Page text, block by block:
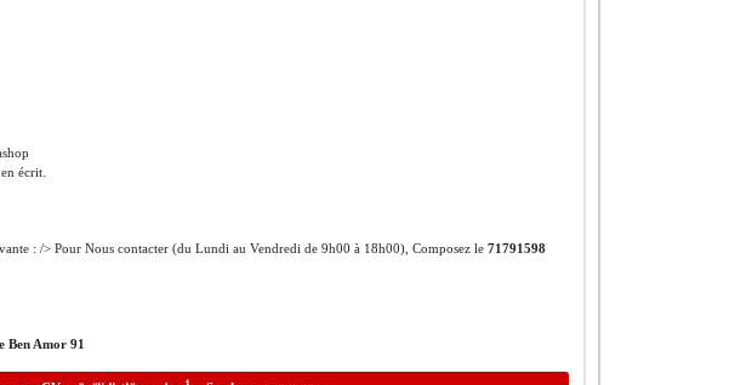
écrit.
: /> Pour Nous contacter (du Lundi au Vendredi de 9h00 à 18h00), Composez le 71791598
Ben Amor 91